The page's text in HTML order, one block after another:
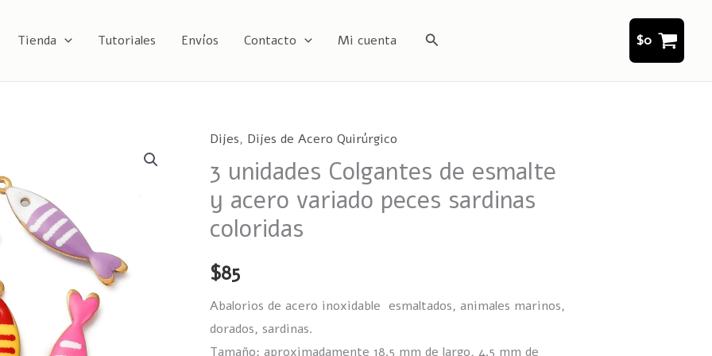
Tienda Tutoriales Envíos Contacto Mi cuenta Buscar $0
Dijes, Dijes de Acero Quirúrgico
3 unidades Colgantes de esmalte
y acero variado peces sardinas
coloridas
$85
Abalorios de acero inoxidable esmaltados, animales marinos,
dorados, sardinas.
Tamaño: aproximadamente 18.5 mm de largo, 4.5 mm de
3
unidades
de
esmalte
acero
variado
peces
sardinas